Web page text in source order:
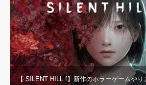
【 SILENT HILL f】新作のホラーゲームや